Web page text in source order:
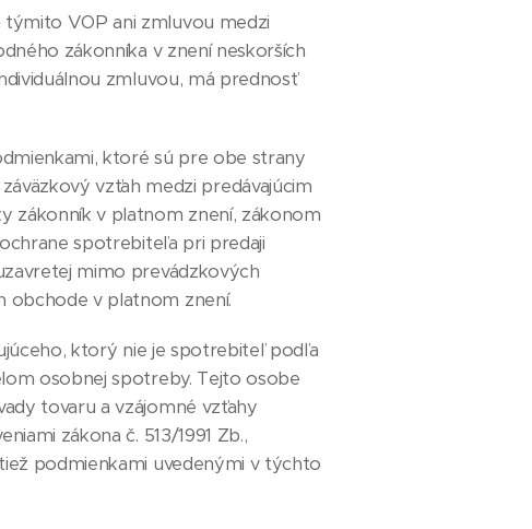
VOP ani zmluvou medzi
zákonníka v znení neskorších
zmluvou, má prednosť
ktoré sú pre obe strany
vzťah medzi predávajúcim
zákonník v platnom znení, zákonom
spotrebiteľa pri predaji
mimo prevádzkových
obchode v platnom znení.
ktorý nie je spotrebiteľ podľa
osobnej spotreby. Tejto osobe
tovaru a vzájomné vzťahy
zákona č. 513/1991 Zb.,
podmienkami uvedenými v týchto